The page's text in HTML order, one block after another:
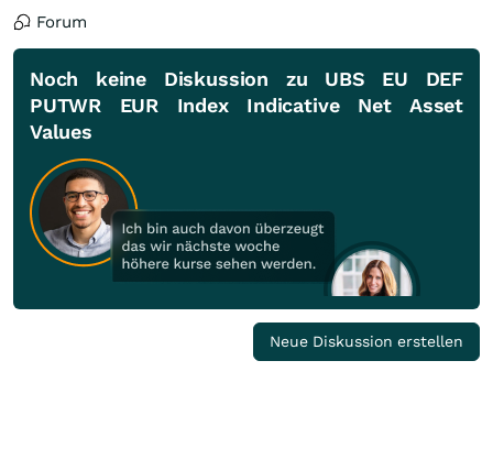
Forum
Noch keine Diskussion zu UBS EU DEF
PUTWR EUR Index Indicative Net Asset
Values
Neue Diskussion erstellen